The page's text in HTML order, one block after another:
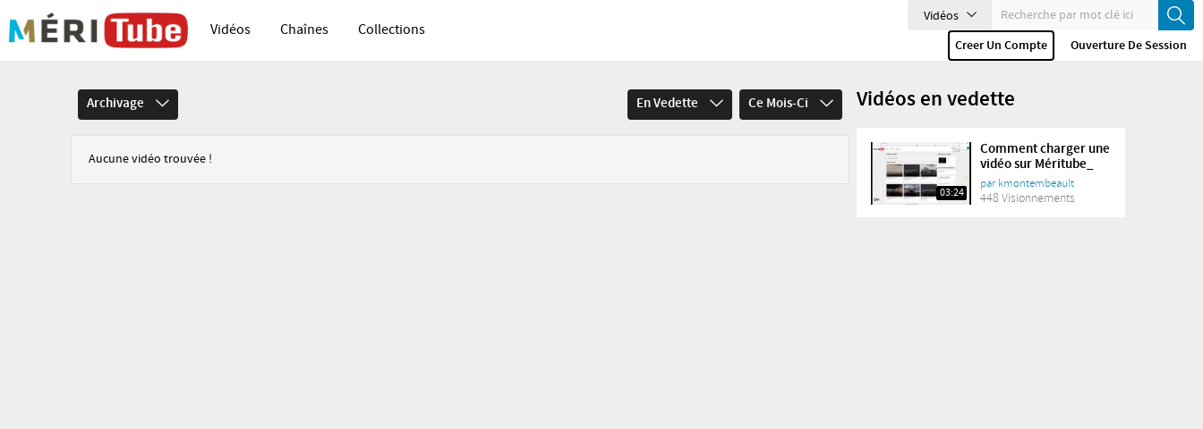
Vidéos Chaînes Collections
Vidéos
Creer Un Compte
Ouverture De Session
Archivage En Vedette Ce Mois-Ci
Aucune vidéo trouvée !
Vidéos en vedette
03:24
Comment charger une
vidéo sur Méritube_
parkmontembeault
448 Visionnements